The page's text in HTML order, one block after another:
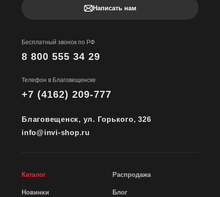
Написать нам
Бесплатный звонок по РФ
8 800 555 34 29
Телефон в Благовещенске
+7 (4162) 209-777
Благовещенск, ул. Горького, 326
info@invi-shop.ru
Каталог Распродажа
Новинки Блог